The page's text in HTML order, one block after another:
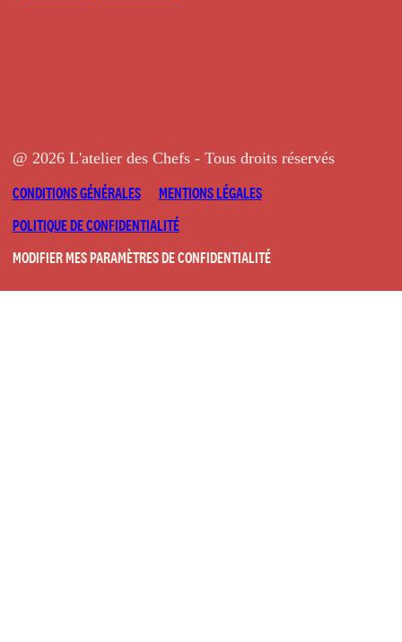
@ 2026 L'atelier des Chefs - Tous droits réservés
CONDITIONS GÉNÉRALES
MENTIONS LÉGALES
POLITIQUE DE CONFIDENTIALITÉ
MODIFIER MES PARAMÈTRES DE CONFIDENTIALITÉ